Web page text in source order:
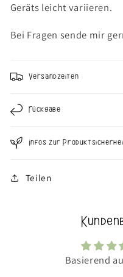
Geräts leicht variieren.
Bei Fragen sende mir
Versandzeiten
Rückgabe
Infos zur
Teilen
Basierend